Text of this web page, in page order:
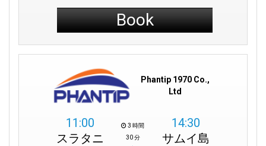
Book
Phantip 1970 Co.,
Ltd
11:00
スラタニ
3 時間
30 分
14:30
サムイ島